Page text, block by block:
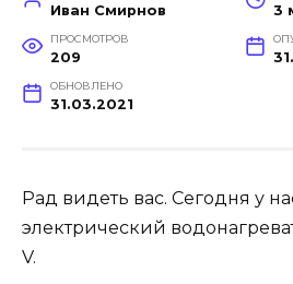
Иван Смирнов 3
ПРОСМОТРОВ
209
ОБНОВЛЕНО
31.03.2021
Рад видеть вас. Сегодня у
электрический
V.